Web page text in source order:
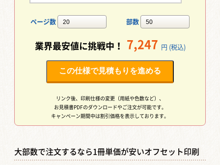
ページ数 部数
業界最安値に挑戦中！ 7,247 円 (税込)
この仕様で見積もりを進める
リンク後、印刷仕様の変更（用紙や色数など）、
お見積書PDFのダウンロードやご注文が可能です。
キャンペーン期間中は割引価格を表示しております。
大部数で注文するなら1冊単価が安いオフセット印刷